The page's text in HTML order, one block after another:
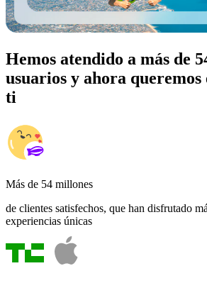
Hemos atendido a más de
usuarios y ahora
ti
Más de 54 millones
de clientes satisfechos, que han disfrutado
experiencias únicas